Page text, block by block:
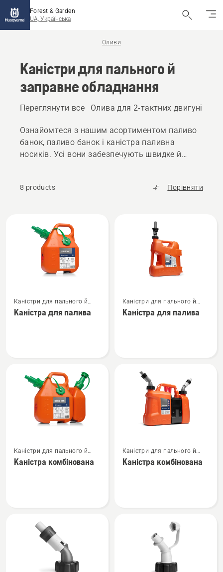
Forest & Garden
UA, Українська
Оливи
Каністри для пального й
заправне обладнання
Переглянути все Олива для 2-тактних двигунів
Ознайомтеся з нашим асортиментом паливо
банок, паливо банок і каністра паливна
носиків. Усі вони забезпечують швидке й
8 products Порівняти
вироби
більше
деталей
Каністри для пального й
заправне обладнання
Каністра для палива
більше
деталей
Каністри для пального й
заправне обладнання
Каністра для палива
більше
деталей
Каністри для пального й
заправне обладнання
Каністра комбінована
більше
деталей
Каністри для пального й
заправне обладнання
Каністра комбінована